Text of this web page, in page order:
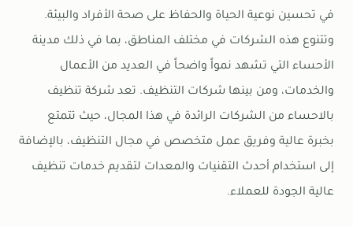
في تحسين نوعية الحياة والحفاظ على صحة الأفراد والبيئة.
وتتنوع هذه الشركات في مختلف المناطق، بما في ذلك مدينة
الأحساء التي تشهد نمواً واضحاً في العديد من الأعمال
والخدمات، ومن بينها شركات التنظيف. تعد شركة تنظيف
بالاحساء من الشركات الرائدة في هذا المجال، حيث تتمتع
بخبرة عالية وفريق عمل متخصص في مجال التنظيف، بالإضافة
إلى استخدام أحدث التقنيات والمعدات لتقديم خدمات تنظيف
عالية الجودة للعملاء.